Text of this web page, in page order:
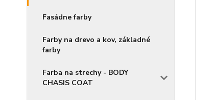
Fasádne farby
Farby na drevo a kov, základné
farby
Farba na strechy - BODY
CHASIS COAT